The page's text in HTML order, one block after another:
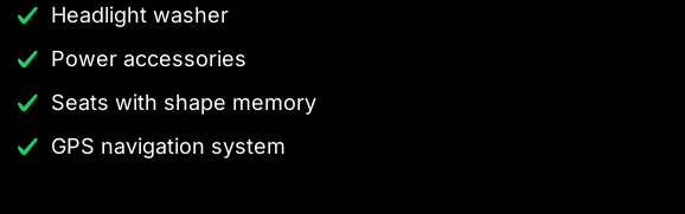
Headlight washer
Power accessories
Seats with shape memory
GPS navigation system